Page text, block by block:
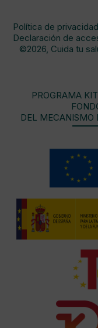
Política de privacidad
Declaración de
©2026, Cuida tu
PROGRAMA
DEL MECANISMO